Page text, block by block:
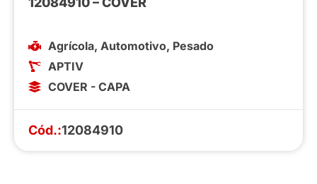
Agrícola, Automotivo, Pesado
APTIV
COVER - CAPA
Cód.:12084910